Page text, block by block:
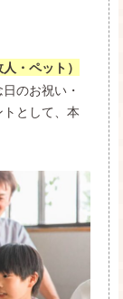
・ペット）
のお祝い・
として、本